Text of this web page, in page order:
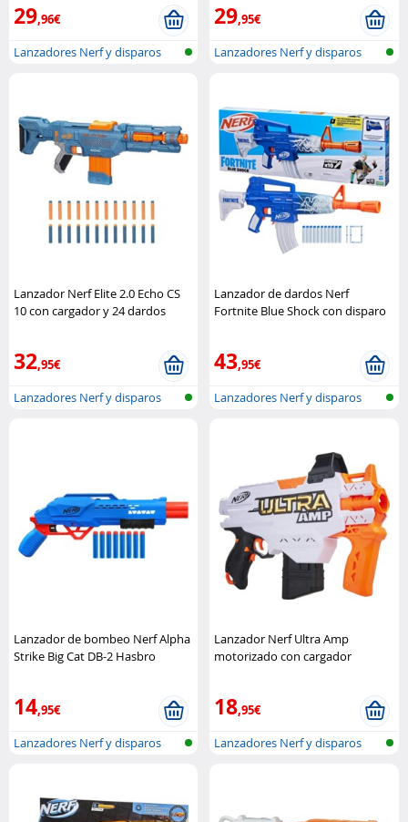
29,96€
Lanzadores Nerf y disparos
29,95€
Lanzadores Nerf y disparos
Lanzador Nerf Elite 2.0 Echo CS
10 con cargador y 24 dardos
32,95€
Lanzadores Nerf y disparos
Lanzador de dardos Nerf
Fortnite Blue Shock con disparo
43,95€
Lanzadores Nerf y disparos
Lanzador de bombeo Nerf Alpha
Strike Big Cat DB-2 Hasbro
14,95€
Lanzadores Nerf y disparos
Lanzador Nerf Ultra Amp
motorizado con cargador
18,95€
Lanzadores Nerf y disparos